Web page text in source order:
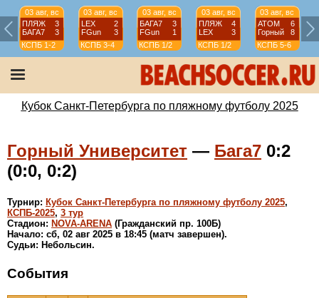
03 авг, вс
ПЛЯЖ
3
БАГА7
3
КСПБ 1-2
03 авг, вс
LEX
2
FGun
3
КСПБ 3-4
03 авг, вс
БАГА7
3
FGun
1
КСПБ 1/2
03 авг, вс
ПЛЯЖ
4
LEX
3
КСПБ 1/2
03 авг, вс
АТОМ
6
Горный
8
КСПБ 5-6
Кубок Санкт-Петербурга по пляжному футболу 2025
Горный Университет — Бага7 0:2
(0:0, 0:2)
Турнир: Кубок Санкт-Петербурга по пляжному футболу 2025,
КСПБ-2025, 3 тур
Стадион: NOVA-ARENA (Гражданский пр. 100Б)
Начало: сб, 02 авг 2025 в 18:45 (матч завершен).
Судьи: Небольсин.
События